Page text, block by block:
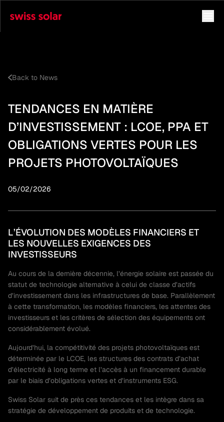
Back to News
TENDANCES EN MATIÈRE
D’INVESTISSEMENT : LCOE, PPA ET
OBLIGATIONS VERTES POUR LES
PROJETS PHOTOVOLTAÏQUES
05/02/2026
L’ÉVOLUTION DES MODÈLES FINANCIERS ET
LES NOUVELLES EXIGENCES DES
INVESTISSEURS
Au cours de la dernière décennie, l’énergie solaire est passée du
statut de technologie alternative à celui de classe d’actifs
d’investissement dans les infrastructures de base. Parallèlement
à cette transformation, les modèles financiers, les attentes des
investisseurs et les critères de sélection des équipements ont
considérablement évolué.
Aujourd’hui, la compétitivité des projets photovoltaïques est
déterminée par le LCOE, les structures des contrats d’achat
d’électricité à long terme et l’accès à un financement durable
par le biais d’obligations vertes et d’instruments ESG.
Swiss Solar suit de près ces tendances et les intègre dans sa
stratégie de développement de produits et de technologie.